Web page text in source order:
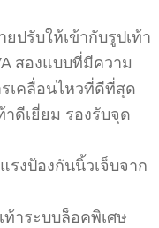
ปรับให้เข้ากับรูปเท้า
สองแบบที่มีความ
เคลื่อนไหวที่ดีที่สุด
าดีเยี่ยม รองรับจุด
รงป้องกันนิ้วเจ็บจาก
ท้าระบบล็อคพิเศษ